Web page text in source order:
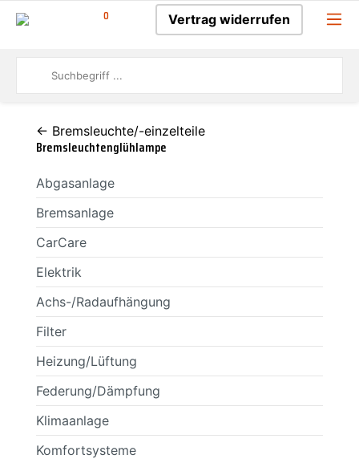
0 Vertrag widerrufen
← Bremsleuchte/-einzelteile
Bremsleuchtenglühlampe
Abgasanlage
Bremsanlage
CarCare
Elektrik
Achs-/Radaufhängung
Filter
Heizung/Lüftung
Federung/Dämpfung
Klimaanlage
Komfortsysteme